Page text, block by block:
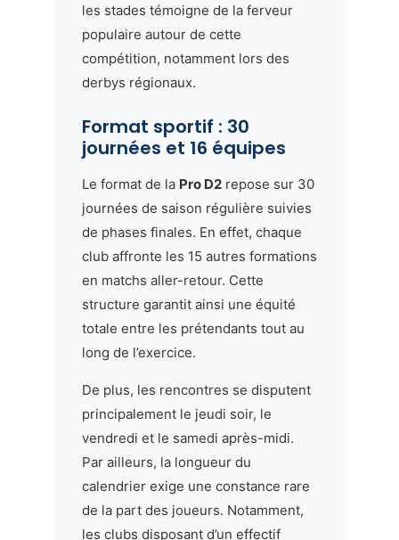
les stades témoigne de la ferveur
populaire autour de cette
compétition, notamment lors des
derbys régionaux.
Format sportif : 30
journées et 16 équipes
Le format de la Pro D2repose sur 30
journées de saison régulière suivies
de phases finales. En effet, chaque
club affronte les 15 autres formations
en matchs aller-retour. Cette
structure garantit ainsi une équité
totale entre les prétendants tout au
long de l’exercice.
De plus, les rencontres se disputent
principalement le jeudi soir, le
vendredi et le samedi après-midi.
Par ailleurs, la longueur du
calendrier exige une constance rare
de la part des joueurs. Notamment,
les clubs disposant d’un effectif